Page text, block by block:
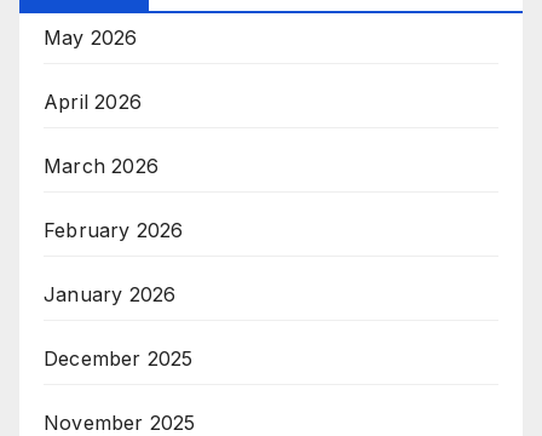
May 2026
April 2026
March 2026
February 2026
January 2026
December 2025
November 2025